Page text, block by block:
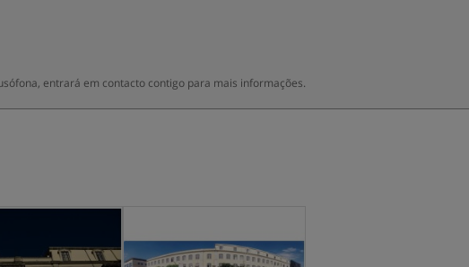
entrará em contacto contigo para mais informações.